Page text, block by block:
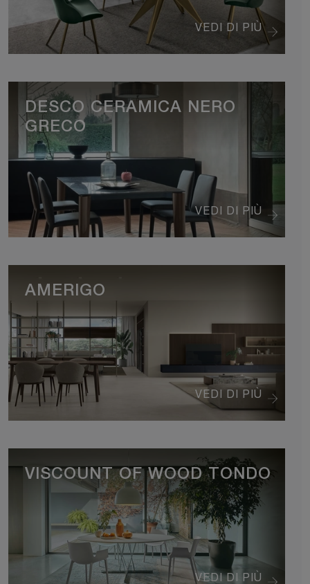
VEDI DI PIÙ
VEDI DI PIÙ
DESCO CERAMICA NERO
GRECO
VEDI DI PIÙ
AMERIGO
VEDI DI PIÙ
VISCOUNT OF WOOD TONDO